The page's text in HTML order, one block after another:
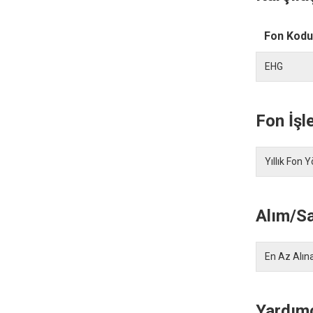
Fon Kodu
EHG
Fon
Yıllık Fon
Alım/
En Az